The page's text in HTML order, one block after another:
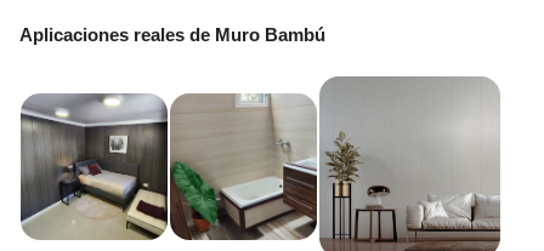
Aplicaciones reales de Muro Bambú